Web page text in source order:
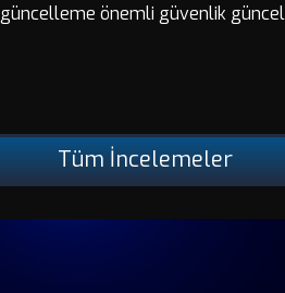
önemli güvenlik
Tüm İncelemeler